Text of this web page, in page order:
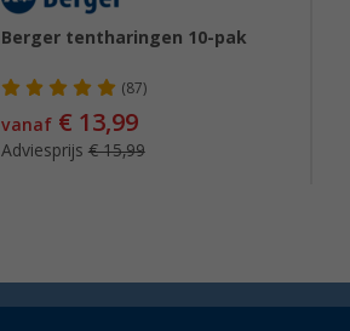
Berger tentharingen 10-pak
(87)
vanaf€ 13,99
Adviesprijs € 15,99